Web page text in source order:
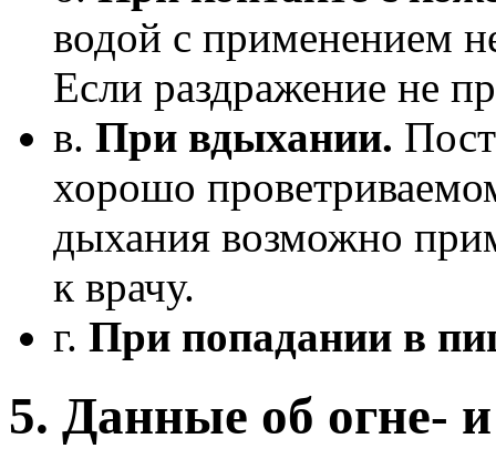
водой с применением
Если раздражение не
в. При вдыхании.
хорошо
дыхания возможно
к врачу.
г. При попадании в
5. Данные об огне-